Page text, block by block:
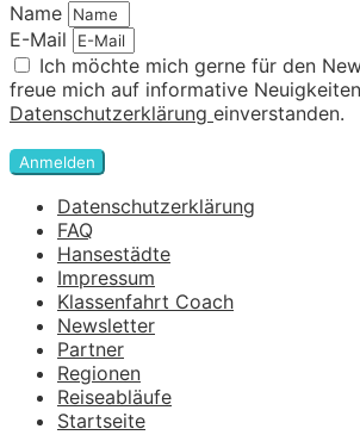
Name
E-Mail
Ich möchte mich gerne für den
freue mich auf informative
Datenschutzerklärung einverstanden.
Anmelden
Datenschutzerklärung
FAQ
Hansestädte
Impressum
Klassenfahrt Coach
Newsletter
Partner
Regionen
Reiseabläufe
Startseite